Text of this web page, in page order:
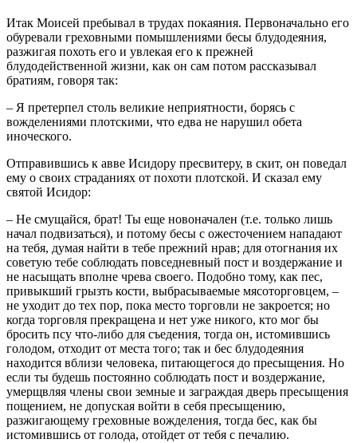
Итак Моисей пребывал в трудах покаяния. Первоначально его
обуревали греховными помышлениями бесы блудодеяния,
разжигая похоть его и увлекая его к прежней
блудодейственной жизни, как он сам потом рассказывал
братиям, говоря так:
– Я претерпел столь великие неприятности, борясь с
вожделениями плотскими, что едва не нарушил обета
иноческого.
Отправившись к авве Исидору пресвитеру, в скит, он поведал
ему о своих страданиях от похоти плотской. И сказал ему
святой Исидор:
– Не смущайся, брат! Ты еще новоначален (т.е. только лишь
начал подвизаться), и потому бесы с ожесточением нападают
на тебя, думая найти в тебе прежний нрав; для отогнания их
советую тебе соблюдать повседневный пост и воздержание и
не насыщать вполне чрева своего. Подобно тому, как пес,
привыкший грызть кости, выбрасываемые мясоторговцем, –
не уходит до тех пор, пока место торговли не закроется; но
когда торговля прекращена и нет уже никого, кто мог бы
бросить псу что-либо для съедения, тогда он, истомившись
голодом, отходит от места того; так и бес блудодеяния
находится вблизи человека, питающегося до пресыщения. Но
если ты будешь постоянно соблюдать пост и воздержание,
умерщвляя члены свои земные и заграждая дверь пресыщения
пощением, не допуская войти в себя пресыщению,
разжигающему греховные вожделения, тогда бес, как бы
истомившись от голода, отойдет от тебя с печалию.